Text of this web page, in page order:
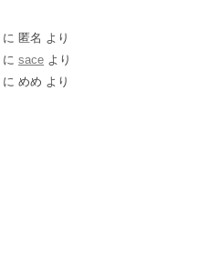
に 匿名 より
に sace より
に めめ より